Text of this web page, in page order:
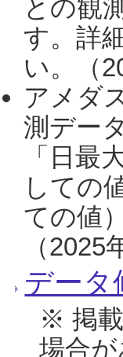
との観
す。詳
い。（
アメダ
測デー
「日最
しての
ての値
（2025
データ
※ 掲
場合